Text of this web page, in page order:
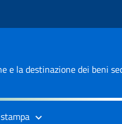
e la destinazione dei beni